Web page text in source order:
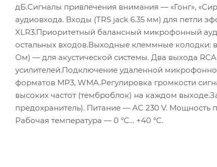
дБ.Сигналы привлечения внимания — «Гонг»,
аудиовхода. Входы (TRS jack 6.35 мм) для петли
XLR3.Приоритетный балансный микрофонный
остальных входов.Выходные клеммные колодки:
Ом) — для акустической системы. Два выхода
усилителей.Подключение удаленной
форматов MP3, WMA.Регулировка громкости
высоких частот (темброблок) на каждом
предохранитель). Питание — AC 230 V. Мощность
Рабочая температура — 0 °C… +40 °C.